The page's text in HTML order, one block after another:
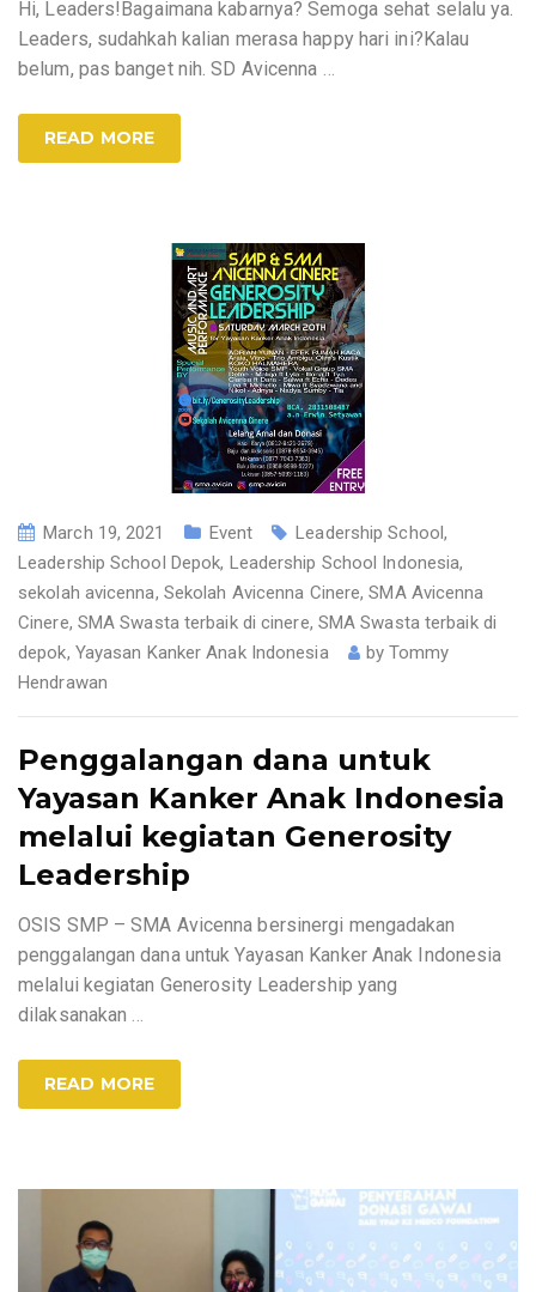
Hi, Leaders!Bagaimana kabarnya? Semoga sehat selalu ya.
Leaders, sudahkah kalian merasa happy hari ini?Kalau
belum, pas banget nih. SD Avicenna …
READ MORE
March 19, 2021 Event Leadership School,
Leadership School Depok, Leadership School Indonesia,
sekolah avicenna, Sekolah Avicenna Cinere,SMA Avicenna
Cinere, SMA Swasta terbaik di cinere, SMA Swasta terbaik di
depok, Yayasan Kanker Anak Indonesia byTommy
Hendrawan
Penggalangan dana untuk
Yayasan Kanker Anak Indonesia
melalui kegiatan Generosity
Leadership
OSIS SMP – SMA Avicenna bersinergi mengadakan
penggalangan dana untuk Yayasan Kanker Anak Indonesia
melalui kegiatan Generosity Leadership yang
dilaksanakan…
READ MORE